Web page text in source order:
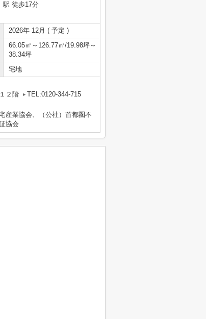
駅 徒歩17分
2026年 12月 ( 予定 )
66.05㎡～126.77㎡/19.98坪～
38.34坪
宅地
２階
TEL:0120-344-715
産業協会、（公社）首都圏不
協会